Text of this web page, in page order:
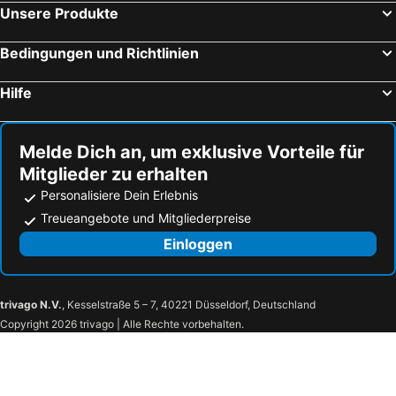
Estudio Ally
Parque Mar
Villa Sunset
Eldorado Apartment La Mata
La Mata
SEA SENSES - Punta Prima - VISTA AL MAR
Belen Monteagudo 18
Altos De La Bahia
Espanhouse Ramirez Pastor 166B
Casa La Vuelta
Playamarina Ii Aparthotel Cabo Roig
Archena Strandhotels
Santiago de la Ribera Strandhotels
Bolnuevo Strandhotels
Unsere Produkte
Bedingungen und Richtlinien
Hilfe
Melde Dich an, um exklusive Vorteile für
Mitglieder zu erhalten
Personalisiere Dein Erlebnis
Treueangebote und Mitgliederpreise
Einloggen
trivago N.V., Kesselstraße 5 – 7, 40221 Düsseldorf, Deutschland
Copyright 2026 trivago | Alle Rechte vorbehalten.